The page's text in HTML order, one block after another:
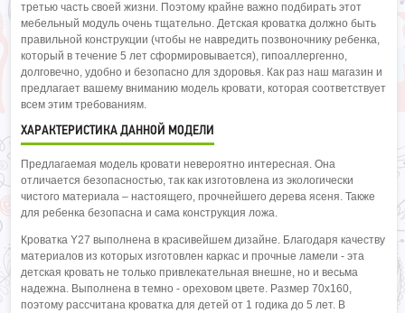
третью часть своей жизни. Поэтому крайне важно подбирать этот
мебельный модуль очень тщательно. Детская кроватка должно быть
правильной конструкции (чтобы не навредить позвоночнику ребенка,
который в течение 5 лет сформировывается), гипоаллергенно,
долговечно, удобно и безопасно для здоровья. Как раз наш магазин и
предлагает вашему вниманию модель кровати, которая соответствует
всем этим требованиям.
ХАРАКТЕРИСТИКА ДАННОЙ МОДЕЛИ
Предлагаемая модель кровати невероятно интересная. Она
отличается безопасностью, так как изготовлена из экологически
чистого материала – настоящего, прочнейшего дерева ясеня. Также
для ребенка безопасна и сама конструкция ложа.
Кроватка Y27 выполнена в красивейшем дизайне. Благодаря качеству
материалов из которых изготовлен каркас и прочные ламели - эта
детская кровать не только привлекательная внешне, но и весьма
надежна. Выполнена в темно - ореховом цвете. Размер 70x160,
поэтому рассчитана кроватка для детей от 1 годика до 5 лет. В